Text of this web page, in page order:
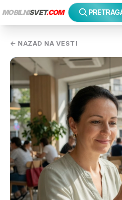
MOBILNISVET.COM
← NAZAD NA VESTI